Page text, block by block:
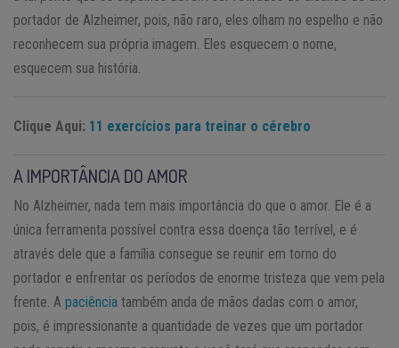
portador de Alzheimer, pois, não raro, eles olham no espelho e não
reconhecem sua própria imagem. Eles esquecem o nome,
esquecem sua história.
Clique Aqui: 11 exercícios para treinar o cérebro
A IMPORTÂNCIA DO AMOR
No Alzheimer, nada tem mais importância do que o amor. Ele é a
única ferramenta possível contra essa doença tão terrível, e é
através dele que a família consegue se reunir em torno do
portador e enfrentar os períodos de enorme tristeza que vem pela
frente. A paciência também anda de mãos dadas com o amor,
pois, é impressionante a quantidade de vezes que um portador